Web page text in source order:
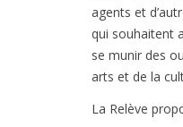
agents et
qui souhaitent
se munir des
arts et de la
La Relève